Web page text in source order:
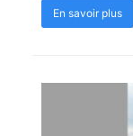
En savoir plus